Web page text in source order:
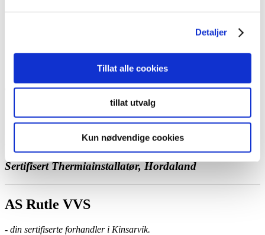
Detaljer
Tillat alle cookies
tillat utvalg
Kun nødvendige cookies
Be om et tilbud
AS Rutle VVS
Sertifisert Thermiainstallatør, Hordaland
AS Rutle VVS
- din sertifiserte forhandler i Kinsarvik.